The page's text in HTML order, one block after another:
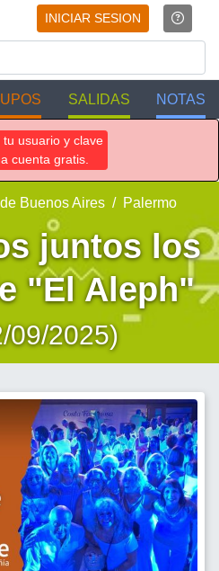
INICIAR SESION
SALIDAS NOTAS
usuario y clave
cuenta gratis.
Buenos Aires Palermo
juntos los
"El Aleph"
09/2025)